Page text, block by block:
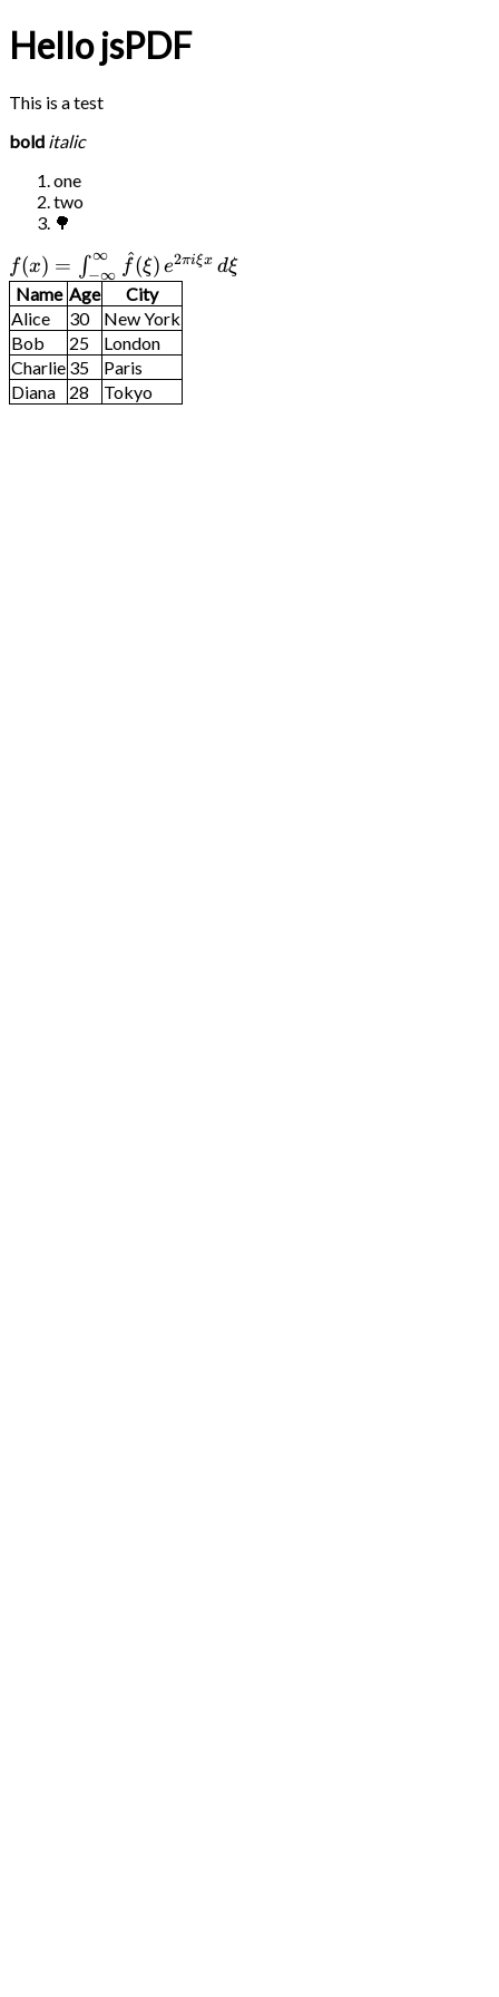
Hello jsPDF
This is a test
bold italic
one
two
🌳
\f\relax{x} = \int_{-
\infty}^\infty\f\hat\xi\,e^{2
\pi i \xi x} \,d\xi
f(x) = ∫−∞
∞
f^(ξ) e2πiξx dξ
Name Age
City
Alice
30
New York
Bob
25
London
Charlie 35
Paris
Diana
28 Tokyo